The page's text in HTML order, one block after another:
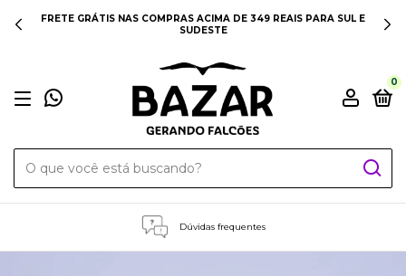
FRETE GRÁTIS NAS COMPRAS ACIMA DE 349 REAIS PARA SUL E
SUDESTE
0
Dúvidas frequentes